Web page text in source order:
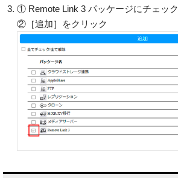
① Remote Link 3 パッケージにチェック
②［追加］をクリック